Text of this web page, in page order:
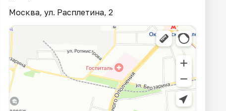
Москва, ул. Расплетина, 2